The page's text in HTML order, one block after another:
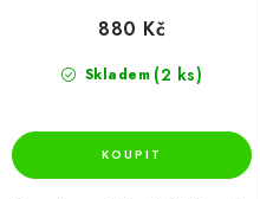
Skladem (2 ks)
880 Kč